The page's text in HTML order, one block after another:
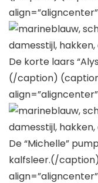
De korte laars
(/caption)
De “Michelle”
kalfsleer.(/